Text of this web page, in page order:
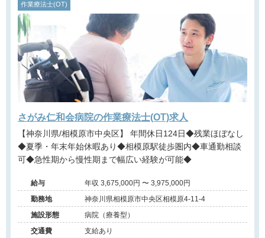
作業療法士(OT)
さがみ仁和会病院の作業療法士(OT)求人
【神奈川県/相模原市中央区】 年間休日124日◆残業ほぼなし
◆夏季・年末年始休暇あり◆相模原駅徒歩圏内◆車通勤相談
可◆急性期から慢性期まで幅広い経験が可能◆
給与
年収 3,675,000円 〜 3,975,000円
勤務地
神奈川県相模原市中央区相模原4-11-4
施設形態
病院（療養型）
交通費
支給あり